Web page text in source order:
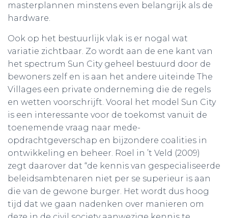
masterplannen minstens even belangrijk als de
hardware.
Ook op het bestuurlijk vlak is er nogal wat
variatie zichtbaar. Zo wordt aan de ene kant van
het spectrum Sun City geheel bestuurd door de
bewoners zelf en is aan het andere uiteinde The
Villages een private onderneming die de regels
en wetten voorschrijft. Vooral het model Sun City
is een interessante voor de toekomst vanuit de
toenemende vraag naar mede-
opdrachtgeverschap en bijzondere coalities in
ontwikkeling en beheer. Roel in ’t Veld (2009)
zegt daarover dat “de kennis van gespecialiseerde
beleidsambtenaren niet per se superieur is aan
die van de gewone burger. Het wordt dus hoog
tijd dat we gaan nadenken over manieren om